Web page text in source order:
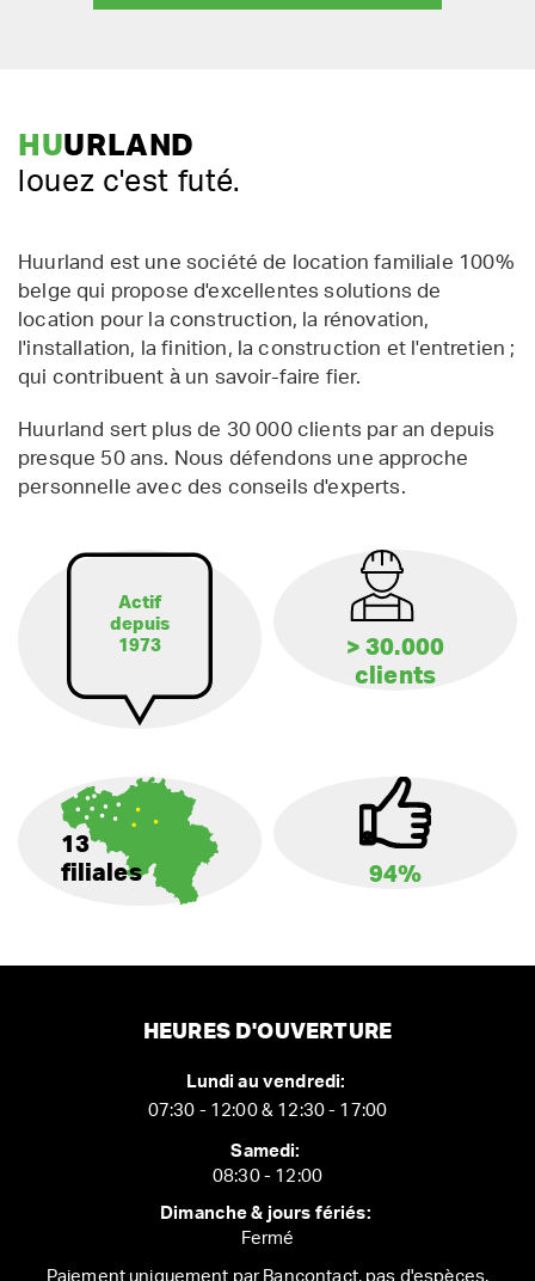
HUURLAND
louez c'est futé.
Huurland est une société de location familiale 100%
belge qui propose d'excellentes solutions de
location pour la construction, la rénovation,
l'installation, la finition, la construction et l'entretien ;
qui contribuent à un savoir-faire fier.
Huurland sert plus de 30 000 clients par an depuis
presque 50 ans. Nous défendons une approche
personnelle avec des conseils d'experts.
Actif
depuis
1973
> 30.000
clients
13
filiales
94%
HEURES D'OUVERTURE
Lundi au vendredi:
07:30 - 12:00 & 12:30 - 17:00
Samedi:
08:30 - 12:00
Dimanche & jours fériés:
Fermé
Paiement uniquement par Bancontact, pas d'espèces.